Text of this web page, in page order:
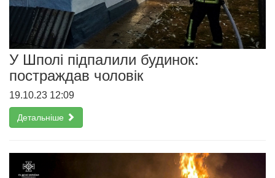
У Шполі підпалили будинок:
постраждав чоловік
19.10.23 12:09
Детальніше